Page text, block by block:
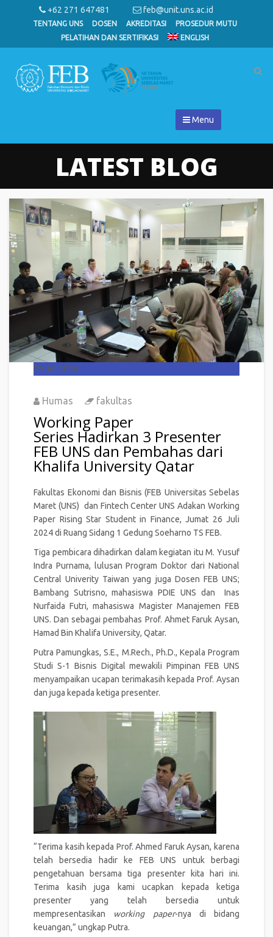
+62 271 647481 feb@unit.uns.ac.id
TENTANG UNS DOSEN AKREDITASI
PROSEDUR MUTU
PELATIHAN DAN SERTIFIKASI
ENGLISH
Menu
LATEST BLOG
29 Jul 2026
Humas fakultas
Working Paper
Series Hadirkan 3 Presenter
FEB UNS dan Pembahas dari
Khalifa University Qatar
Fakultas Ekonomi dan Bisnis (FEB Universitas Sebelas
Maret (UNS) dan Fintech Center UNS Adakan Working
Paper Rising Star Student in Finance, Jumat 26 Juli
2024 di Ruang Sidang 1 Gedung Soeharno TS FEB.
Tiga pembicara dihadirkan dalam kegiatan itu M. Yusuf
Indra Purnama, lulusan Program Doktor dari National
Central Univerity Taiwan yang juga Dosen FEB UNS;
Bambang Sutrisno, mahasiswa PDIE UNS dan Inas
Nurfaida Futri, mahasiswa Magister Manajemen FEB
UNS. Dan sebagai pembahas Prof. Ahmet Faruk Aysan,
Hamad Bin Khalifa University, Qatar.
Putra Pamungkas, S.E., M.Rech., Ph.D., Kepala Program
Studi S-1 Bisnis Digital mewakili Pimpinan FEB UNS
menyampaikan ucapan terimakasih kepada Prof. Aysan
dan juga kepada ketiga presenter.
“Terima kasih kepada Prof. Ahmed Faruk Aysan, karena
telah bersedia hadir ke FEB UNS untuk berbagi
pengetahuan bersama tiga presenter kita hari ini.
Terima kasih juga kami ucapkan kepada ketiga
presenter yang telah bersedia untuk
mempresentasikan
working paper-nya di bidang
keuangan,” ungkap Putra.